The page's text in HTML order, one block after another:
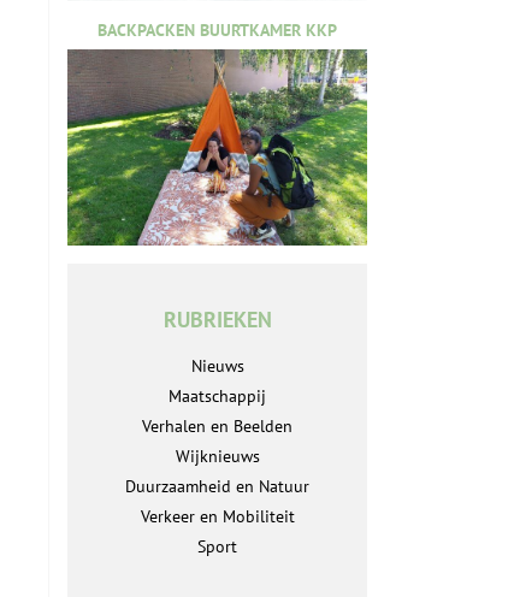
BACKPACKEN BUURTKAMER KKP
RUBRIEKEN
Nieuws
Maatschappij
Verhalen en Beelden
Wijknieuws
Duurzaamheid en Natuur
Verkeer en Mobiliteit
Sport